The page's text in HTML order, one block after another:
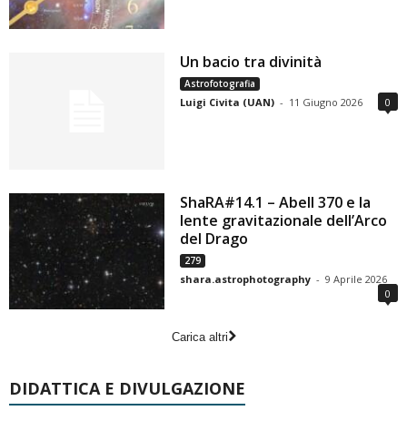
Un bacio tra divinità
Astrofotografia
Luigi Civita (UAN) - 11 Giugno 2026 0
ShaRA#14.1 – Abell 370 e la
lente gravitazionale dell’Arco
del Drago
279
shara.astrophotography - 9 Aprile 2026
0
Carica altri
DIDATTICA E DIVULGAZIONE